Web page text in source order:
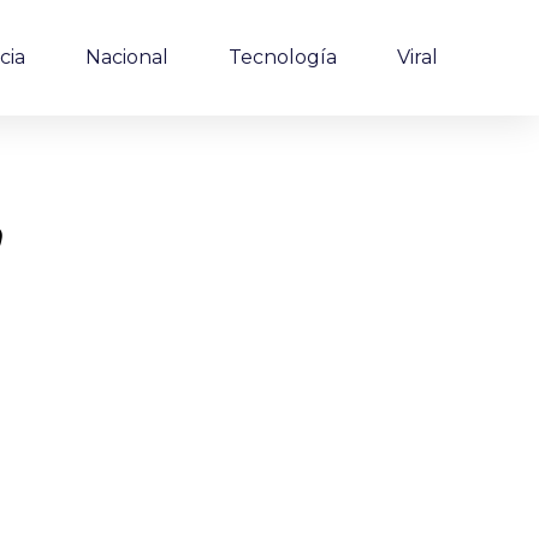
Nacional Tecnología Viral